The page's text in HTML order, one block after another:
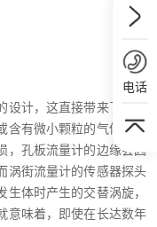
计，这直接带来了超低
含有微小颗粒的气体环境
，孔板流量计的边缘会因
街流量计的传感器探头
体时产生的交替涡旋，
意味着，即使在长达数年
电话